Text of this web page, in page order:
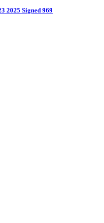
2025 Signed 969